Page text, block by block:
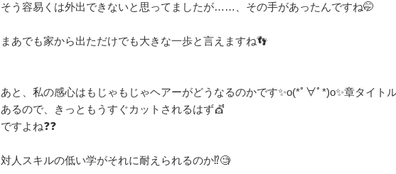
そう容易くは外出できないと思ってましたが……、その手があったんですね🤭
まあでも家から出ただけでも大きな一歩と言えますね👣
あと、私の感心はもじゃもじゃヘアーがどうなるのかです✨o(*ﾟ∀ﾟ*)o✨章タイト
あるので、きっともうすぐカットされるはず💇
ですよね❓️❓️
対人スキルの低い学がそれに耐えられるのか⁉️🧐